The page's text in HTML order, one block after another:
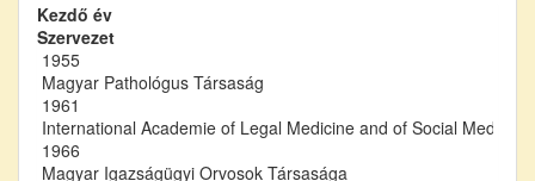
Kezdő év
Szervezet
1955
Magyar Pathológus Társaság
1961
International Academie of Legal Medicine and of Social Medicine
1966
Magyar Igazságügyi Orvosok Társasága